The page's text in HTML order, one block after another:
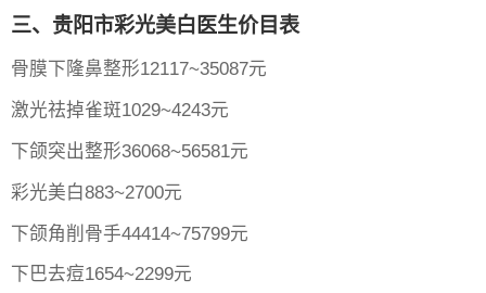
三、贵阳市彩光美白医生价目表
骨膜下隆鼻整形12117~35087元
激光祛掉雀斑1029~4243元
下颌突出整形36068~56581元
彩光美白883~2700元
下颌角削骨手44414~75799元
下巴去痘1654~2299元